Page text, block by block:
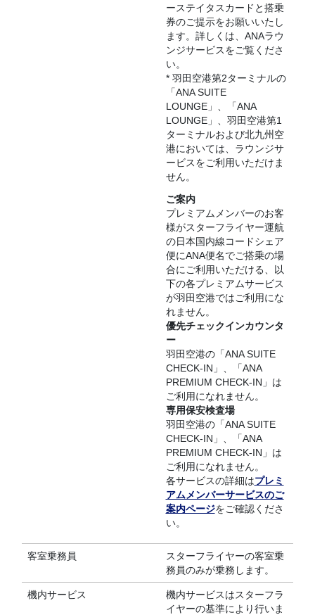
ーステイタスカードと搭乗
券のご提示をお願いいたし
ます。詳しくは、ANAラウ
ンジサービスをご覧くださ
い。
* 羽田空港第2ターミナルの
「ANA SUITE
LOUNGE」、「ANA
LOUNGE」、羽田空港第1
ターミナルおよび北九州空
港においては、ラウンジサ
ービスをご利用いただけま
せん。
ご案内
プレミアムメンバーのお客
様がスターフライヤー運航
の日本国内線コードシェア
便にANA便名でご搭乗の場
合にご利用いただける、以
下の各プレミアムサービス
が羽田空港ではご利用にな
れません。
優先チェックインカウンタ
ー
羽田空港の「ANA SUITE
CHECK-IN」、「ANA
PREMIUM CHECK-IN」は
ご利用になれません。
専用保安検査場
羽田空港の「ANA SUITE
CHECK-IN」、「ANA
PREMIUM CHECK-IN」は
ご利用になれません。
各サービスの詳細はプレミ
アムメンバーサービスのご
案内ページをご確認くださ
い。
客室乗務員
スターフライヤーの客室乗
務員のみが乗務します。
機内サービス
機内サービスはスターフラ
イヤーの基準により行いま